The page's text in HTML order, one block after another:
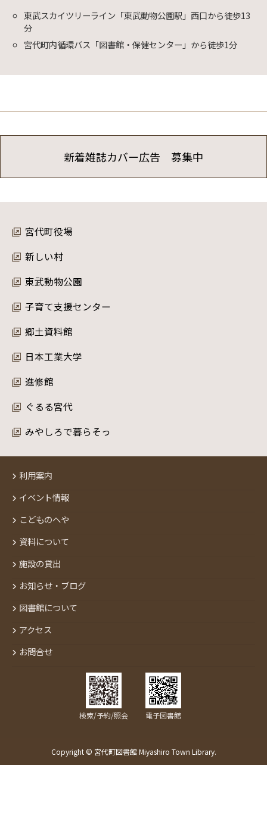
東武スカイツリーライン「東武動物公園駅」西口から徒歩13
分
宮代町内循環バス「図書館・保健センター」から徒歩1分
新着雑誌カバー広告 募集中
宮代町役場
新しい村
東武動物公園
子育て支援センター
郷土資料館
日本工業大学
進修館
ぐるる宮代
みやしろで暮らそっ
利用案内
イベント情報
こどものへや
資料について
施設の貸出
お知らせ・ブログ
図書館について
アクセス
お問合せ
検索/予約/照会 電子図書館
Copyright © 宮代町図書館 Miyashiro Town Library.